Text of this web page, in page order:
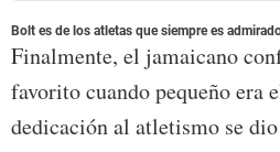
Bolt es de los atletas que siempre es
Finalmente, el jamaicano
favorito cuando pequeño era
dedicación al atletismo se